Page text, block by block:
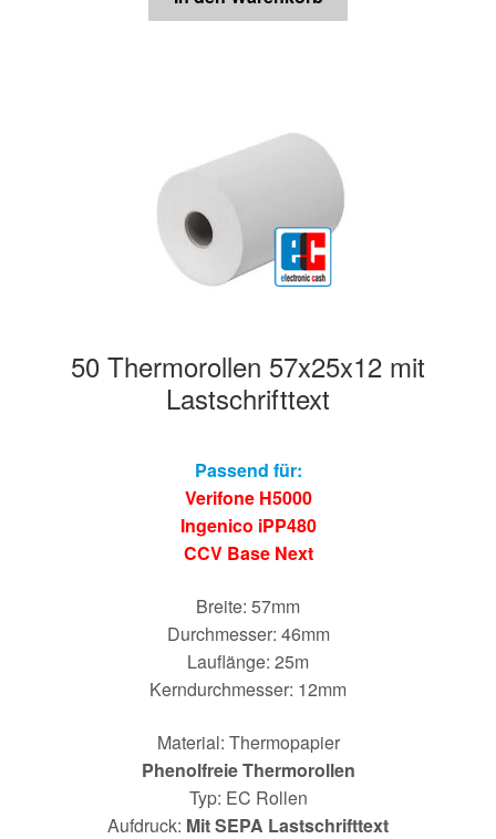
50 Thermorollen 57x25x12 mit
Lastschrifttext
Passend für:
Verifone H5000
Ingenico iPP480
CCV Base Next
Breite: 57mm
Durchmesser: 46mm
Lauflänge: 25m
Kerndurchmesser: 12mm
Material: Thermopapier
Phenolfreie Thermorollen
Typ: EC Rollen
Aufdruck: Mit SEPA Lastschrifttext